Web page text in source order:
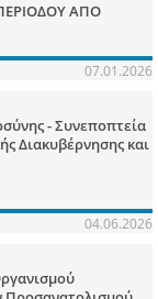
ΑΠΟ
07.01.2026
- Συνεποπτεία
Διακυβέρνησης και
04.06.2026